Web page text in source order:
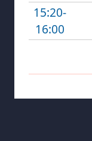
15:20-
16:00